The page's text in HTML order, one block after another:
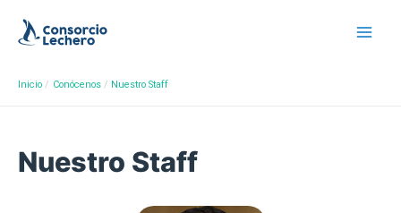
Inicio Conócenos Nuestro Staff
Nuestro Staff